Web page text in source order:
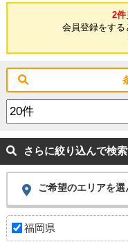
2件
会員登録をする
さらに絞り込んで検
ご希望のエリアを
福岡県